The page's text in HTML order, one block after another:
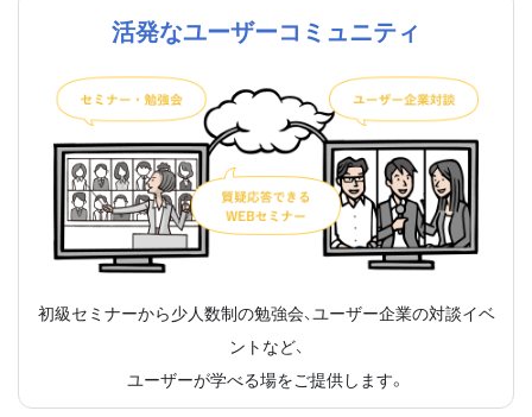
活発なユーザーコミュニティ
初級セミナーから少人数制の勉強会、ユーザー企業の対談イベ
ントなど、
ユーザーが学べる場をご提供します。